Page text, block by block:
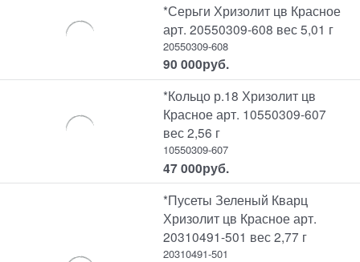
*Серьги Хризолит цв Красное
арт. 20550309-608 вес 5,01 г
20550309-608
90 000руб.
*Кольцо р.18 Хризолит цв
Красное арт. 10550309-607
вес 2,56 г
10550309-607
47 000руб.
*Пусеты Зеленый Кварц
Хризолит цв Красное арт.
20310491-501 вес 2,77 г
20310491-501